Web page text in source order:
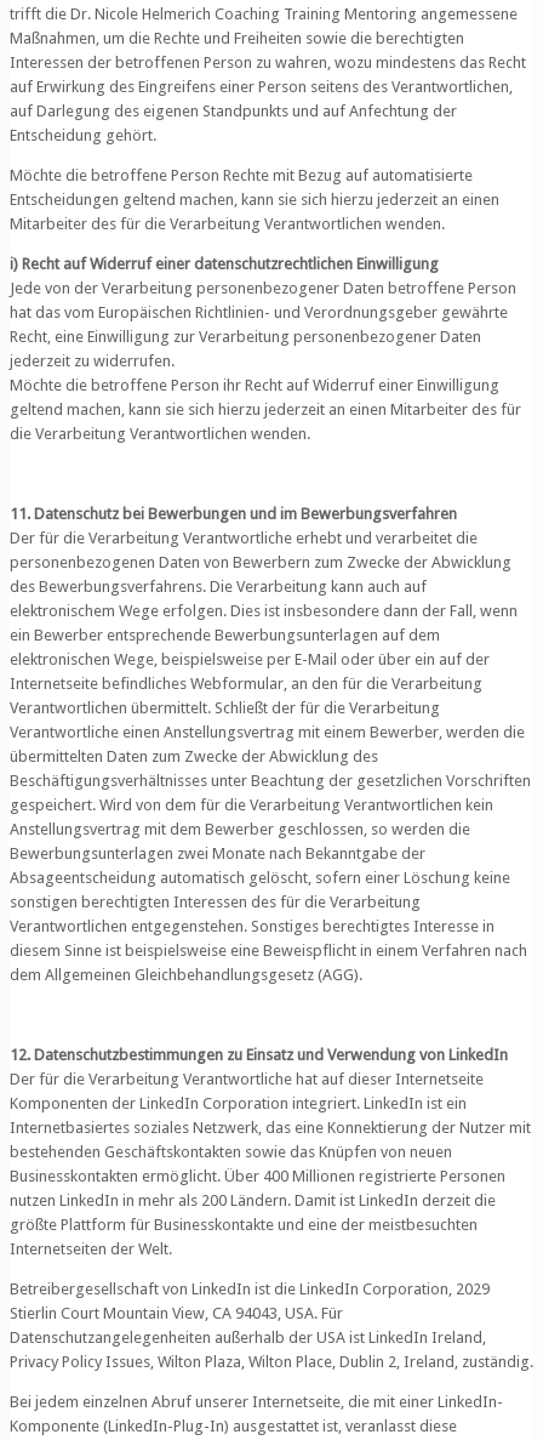
trifft die Dr. Nicole Helmerich Coaching Training Mentoring angemessene
Maßnahmen, um die Rechte und Freiheiten sowie die berechtigten
Interessen der betroffenen Person zu wahren, wozu mindestens das Recht
auf Erwirkung des Eingreifens einer Person seitens des Verantwortlichen,
auf Darlegung des eigenen Standpunkts und auf Anfechtung der
Entscheidung gehört.
Möchte die betroffene Person Rechte mit Bezug auf automatisierte
Entscheidungen geltend machen, kann sie sich hierzu jederzeit an einen
Mitarbeiter des für die Verarbeitung Verantwortlichen wenden.
i) Recht auf Widerruf einer datenschutzrechtlichen Einwilligung
Jede von der Verarbeitung personenbezogener Daten betroffene Person
hat das vom Europäischen Richtlinien- und Verordnungsgeber gewährte
Recht, eine Einwilligung zur Verarbeitung personenbezogener Daten
jederzeit zu widerrufen.
Möchte die betroffene Person ihr Recht auf Widerruf einer Einwilligung
geltend machen, kann sie sich hierzu jederzeit an einen Mitarbeiter des für
die Verarbeitung Verantwortlichen wenden.
11. Datenschutz bei Bewerbungen und im Bewerbungsverfahren
Der für die Verarbeitung Verantwortliche erhebt und verarbeitet die
personenbezogenen Daten von Bewerbern zum Zwecke der Abwicklung
des Bewerbungsverfahrens. Die Verarbeitung kann auch auf
elektronischem Wege erfolgen. Dies ist insbesondere dann der Fall, wenn
ein Bewerber entsprechende Bewerbungsunterlagen auf dem
elektronischen Wege, beispielsweise per E-Mail oder über ein auf der
Internetseite befindliches Webformular, an den für die Verarbeitung
Verantwortlichen übermittelt. Schließt der für die Verarbeitung
Verantwortliche einen Anstellungsvertrag mit einem Bewerber, werden die
übermittelten Daten zum Zwecke der Abwicklung des
Beschäftigungsverhältnisses unter Beachtung der gesetzlichen Vorschriften
gespeichert. Wird von dem für die Verarbeitung Verantwortlichen kein
Anstellungsvertrag mit dem Bewerber geschlossen, so werden die
Bewerbungsunterlagen zwei Monate nach Bekanntgabe der
Absageentscheidung automatisch gelöscht, sofern einer Löschung keine
sonstigen berechtigten Interessen des für die Verarbeitung
Verantwortlichen entgegenstehen. Sonstiges berechtigtes Interesse in
diesem Sinne ist beispielsweise eine Beweispflicht in einem Verfahren nach
dem Allgemeinen Gleichbehandlungsgesetz (AGG).
12. Datenschutzbestimmungen zu Einsatz und Verwendung von LinkedIn
Der für die Verarbeitung Verantwortliche hat auf dieser Internetseite
Komponenten der LinkedIn Corporation integriert. LinkedIn ist ein
Internetbasiertes soziales Netzwerk, das eine Konnektierung der Nutzer mit
bestehenden Geschäftskontakten sowie das Knüpfen von neuen
Businesskontakten ermöglicht. Über 400 Millionen registrierte Personen
nutzen LinkedIn in mehr als 200 Ländern. Damit ist LinkedIn derzeit die
größte Plattform für Businesskontakte und eine der meistbesuchten
Internetseiten der Welt.
Betreibergesellschaft von LinkedIn ist die LinkedIn Corporation, 2029
Stierlin Court Mountain View, CA 94043, USA. Für
Datenschutzangelegenheiten außerhalb der USA ist LinkedIn Ireland,
Privacy Policy Issues, Wilton Plaza, Wilton Place, Dublin 2, Ireland, zuständig.
Bei jedem einzelnen Abruf unserer Internetseite, die mit einer LinkedIn-
Komponente (LinkedIn-Plug-In) ausgestattet ist, veranlasst diese